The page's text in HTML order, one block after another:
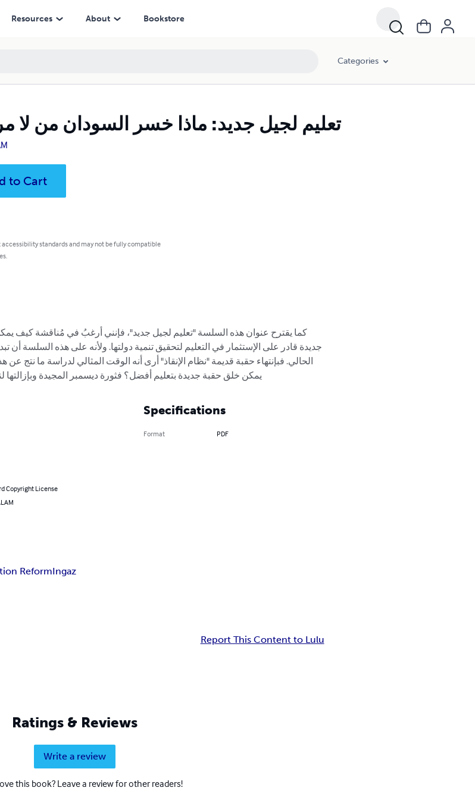
Resources About Bookstore
Categories
تعليم لجيل جديد: ماذا خسر السودان من لا
to Cart
accessibility standards and may not be fully compatible
كما يقترح عنوان هذه السلسة "تعليم لجيل جديد"، فإنني أرغبُ في مُناقشة كيف
جديدة قادر على الإستثمار في التعليم لتحقيق تنمية دولتها. ولأنه على هذه السلسة أن
الحالي. فبإنتهاء حقبة قديمة "نظام الإنقاذ" أرى أنه الوقت المثالي لدراسة ما نتج
يمكن خلق حقبة جديدة بتعليم أفضل؟ فثورة ديسمبر المجيدة وبإزالتها
Copyright License
Specifications
Format PDF
ReformIngaz
Report This Content to Lulu
Ratings & Reviews
Write a review
this book? Leave a review for other readers!